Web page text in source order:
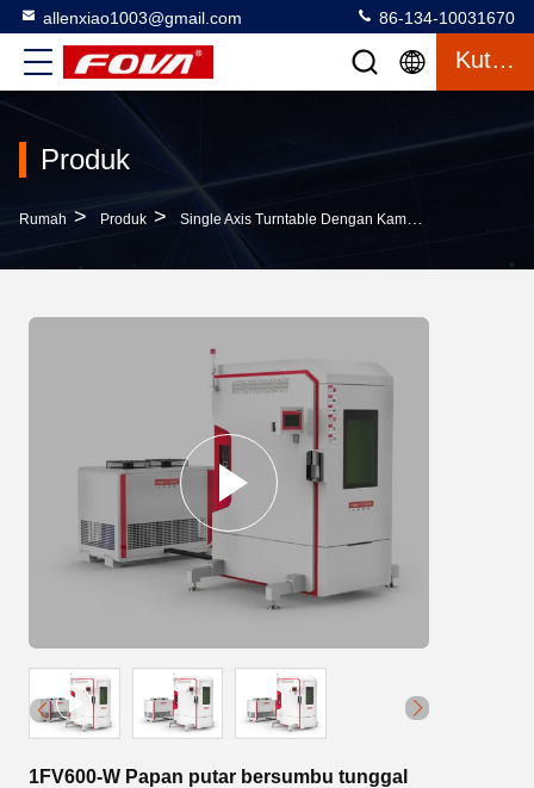
allenxiao1003@gmail.com 86-134-10031670
Kutipan
Produk
Rumah > Produk > Single Axis Turntable Dengan Kamar
1FV600-W Papan putar bersumbu tunggal